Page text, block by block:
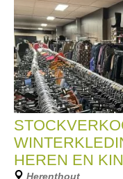
HEREN EN
Herenthout